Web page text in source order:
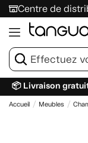
Centre de
📦 Livraison
Accueil Meubles